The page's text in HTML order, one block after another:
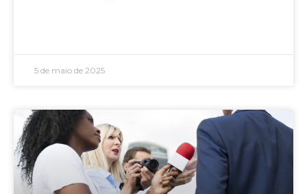
5 de maio de 2025